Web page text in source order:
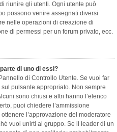
riunire gli utenti. Ogni utente può
possono venire assegnati diversi
nelle operazioni di creazione di
di permessi per un forum privato, ecc.
di uno di essi?
di Controllo Utente. Se vuoi far
pulsante appropriato. Non sempre
sono chiusi e altri hanno l’elenco
puoi chiedere l’ammissione
l’approvazione del moderatore
vuoi unirti al gruppo. Se il leader di un